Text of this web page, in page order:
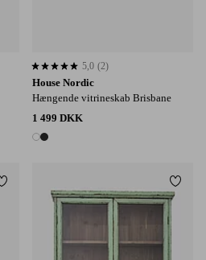
House Nordic
Hængende vitrineskab Brisbane
1 499 DKK
2 farver
5,0 baseret på 2 bedømmelser
5,0 (2)
Tilføj til favoritter